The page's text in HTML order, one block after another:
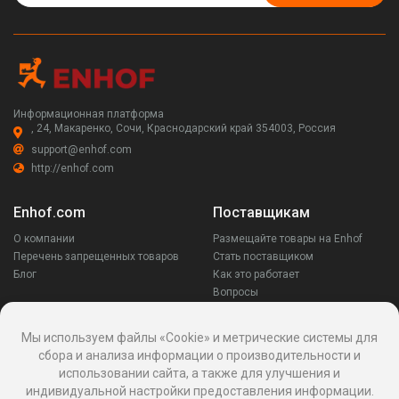
Информационная платформа
, 24, Макаренко, Сочи, Краснодарский край 354003, Россия
support@enhof.com
http://enhof.com
Enhof.com
О компании
Перечень запрещенных товаров
Блог
Поставщикам
Размещайте товары на Enhof
Стать поставщиком
Как это работает
Вопросы
Заказчикам
Аккаунт
Ваши запросы
Оставайся на связи
Мы используем файлы «Cookie» и метрические системы для
сбора и анализа информации о производительности и
использовании сайта, а также для улучшения и
индивидуальной настройки предоставления информации.